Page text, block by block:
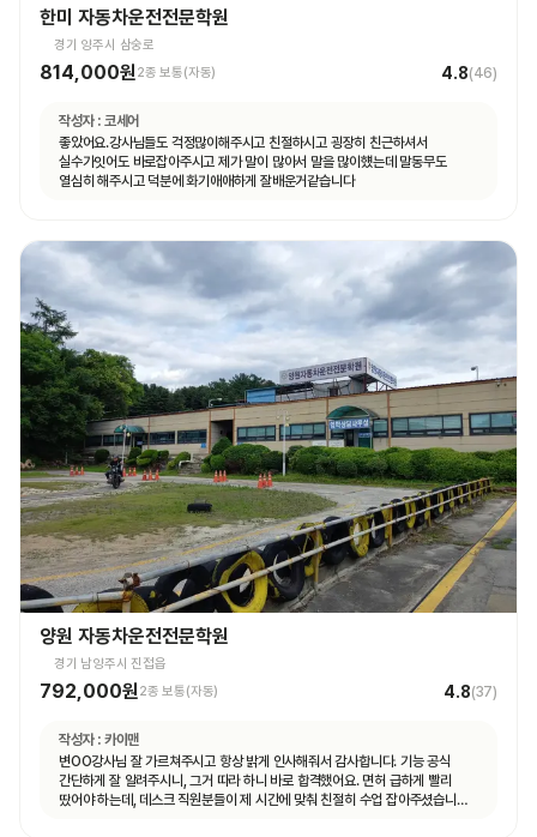
한미 자동차운전전문학원
경기 양주시 삼숭로
814,000원2종 보통(자동) 4.8(46)
작성자 : 코세어
좋았어요.강사님들도 걱정많이해주시고 친절하시고 굉장히 친근하셔서
실수가잇어도 바로잡아주시고 제가 말이 많아서 말을 많이헀는데 말동무도
열심히 해주시고 덕분에 화기애애하게 잘배운거같습니다
양원 자동차운전전문학원
경기 남양주시 진접읍
792,000원2종 보통(자동) 4.8(37)
작성자 : 카이맨
변OO강사님 잘 가르쳐주시고 항상 밝게 인사해줘서 감사합니다. 기능 공식
간단하게 잘 알려주시니, 그거 따라 하니 바로 합격했어요. 면허 급하게 빨리
땄어야 하는데, 데스크 직원분들이 제 시간에 맞춰 친절히 수업 잡아주셨습니다.